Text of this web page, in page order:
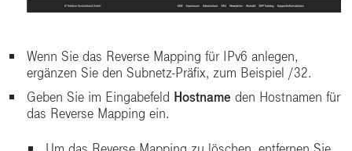
Wenn Sie das Reverse Mapping für IPv6 anlegen,
ergänzen Sie den Subnetz-Präfix, zum Beispiel /32.
Geben Sie im Eingabefeld Hostname den Hostnamen für
das Reverse Mapping ein.